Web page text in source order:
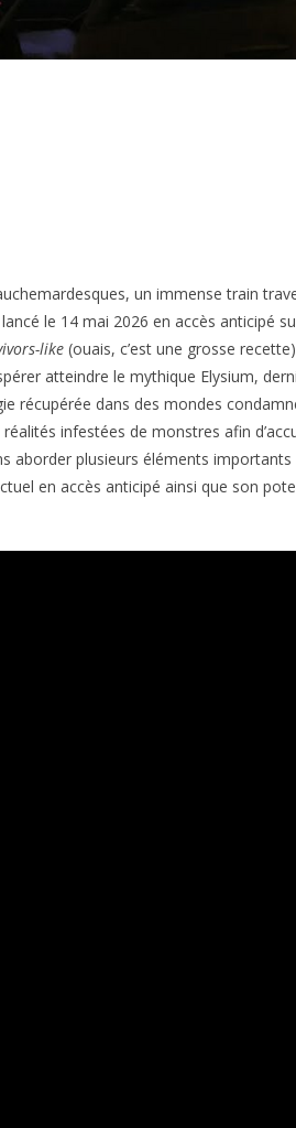
un immense train
le 14 mai 2026 en accès anticipé
like (ouais, c’est une grosse
atteindre le mythique Elysium,
récupérée dans des mondes
infestées de monstres afin
aborder plusieurs éléments
en accès anticipé ainsi que son